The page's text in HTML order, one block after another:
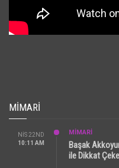
MIMARI
NIS 22ND
10:11 AM
MİMARİ
Başak
ile Dikkat